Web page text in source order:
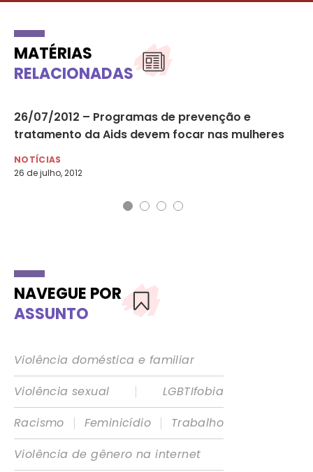
MATÉRIAS
RELACIONADAS
26/07/2012 – Programas de prevenção e
tratamento da Aids devem focar nas mulheres
NOTÍCIAS
26 de julho, 2012
NAVEGUE POR
ASSUNTO
Violência doméstica e familiar
Violência sexual
|
LGBTIfobia
Racismo
| Feminicídio |
Trabalho
Violência de gênero na internet